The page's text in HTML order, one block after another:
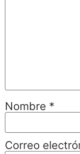
Nombre *
Correo